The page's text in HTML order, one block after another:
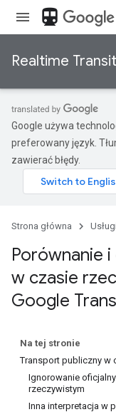
directions_transit
Realtime Transit
Google używa
preferowany język.
zawierać błędy.
Strona główna Usługi
Porównanie i
w czasie
Google
Na tej stronie
Transport publiczny w
Ignorowanie
rzeczywistym
Inna interpretacja w